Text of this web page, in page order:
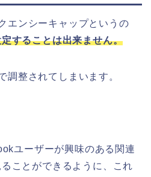
エンシーキャップというの
することは出来ません。
調整されてしまいます。
ユーザーが興味のある関連
ことができるように、これ